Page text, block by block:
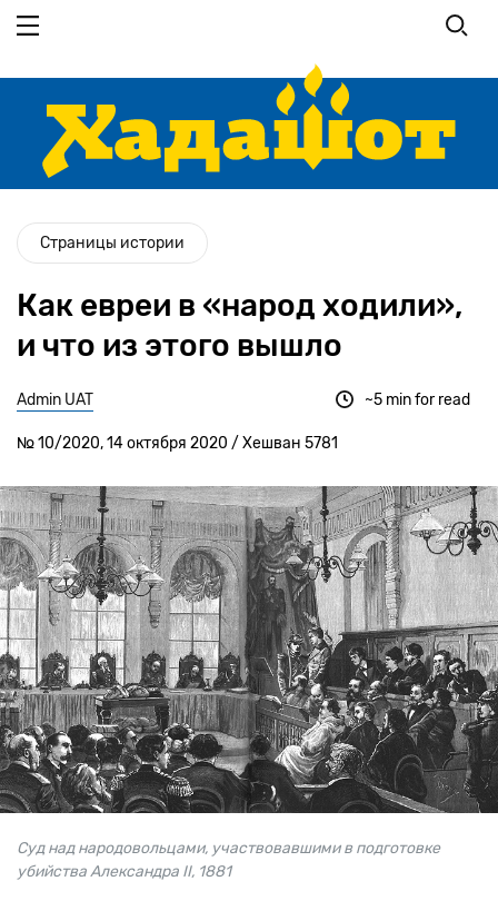
основному
Страницы истории
Как евреи в «народ ходили»,
и что из этого вышло
Admin UAT
№ 10/2020, 14 октября 2020 / Хешван 5781
~5 min for read
Суд над народовольцами, участвовавшими в подготовке
убийства Александра II, 1881